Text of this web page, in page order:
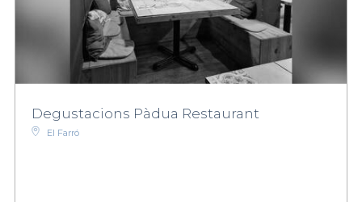
Degustacions Pàdua Restaurant
El Farró